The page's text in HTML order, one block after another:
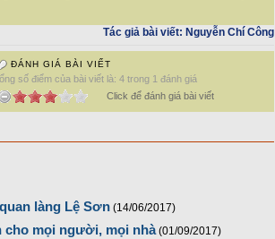
Tác giả bài viết: Nguyễn Chí Công
ĐÁNH GIÁ BÀI VIẾT
số điểm của bài viết là: 4 trong 1 đánh giá
Click để đánh giá bài viết
làng Lệ Sơn (14/06/2017)
cho mọi người, mọi nhà (01/09/2017)